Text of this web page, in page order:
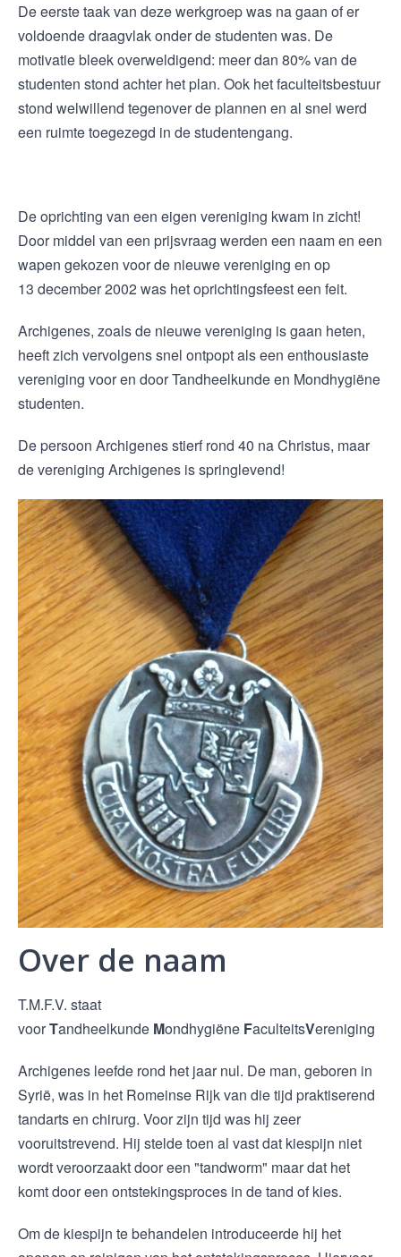
De eerste taak van deze werkgroep was na gaan of er
voldoende draagvlak onder de studenten was. De
motivatie bleek overweldigend: meer dan 80% van de
studenten stond achter het plan. Ook het faculteitsbestuur
stond welwillend tegenover de plannen en al snel werd
een ruimte toegezegd in de studentengang.
De oprichting van een eigen vereniging kwam in zicht!
Door middel van een prijsvraag werden een naam en een
wapen gekozen voor de nieuwe vereniging en op
13 december 2002 was het oprichtingsfeest een feit.
Archigenes, zoals de nieuwe vereniging is gaan heten,
heeft zich vervolgens snel ontpopt als een enthousiaste
vereniging voor en door Tandheelkunde en Mondhygiëne
studenten.
De persoon Archigenes stierf rond 40 na Christus, maar
de vereniging Archigenes is springlevend!
Over de naam
T.M.F.V. staat
voorTandheelkunde Mondhygiëne FaculteitsVereniging
Archigenes leefde rond het jaar nul. De man, geboren in
Syrië, was in het Romeinse Rijk van die tijd praktiserend
tandarts en chirurg. Voor zijn tijd was hij zeer
vooruitstrevend. Hij stelde toen al vast dat kiespijn niet
wordt veroorzaakt door een "tandworm" maar dat het
komt door een ontstekingsproces in de tand of kies.
Om de kiespijn te behandelen introduceerde hij het